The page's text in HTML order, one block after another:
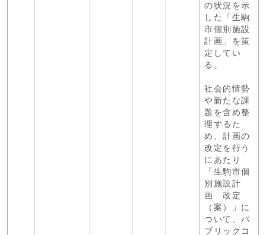
の状況を示
した「生駒
市個別施設
計画」を策
定してい
る。
社会的情勢
や新たな課
題を含め整
理するた
め、計画の
改定を行う
にあたり
「生駒市個
別施設計
画 改定
（案）」に
ついて、パ
ブリックコ